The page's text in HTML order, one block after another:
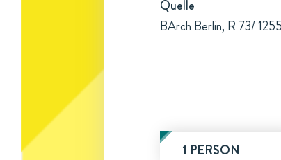
Quelle
BArch Berlin, R 73/
1 PERSON